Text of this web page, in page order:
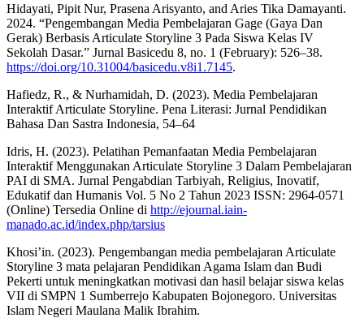
Hidayati, Pipit Nur, Prasena Arisyanto, and Aries Tika Damayanti.
2024. “Pengembangan Media Pembelajaran Gage (Gaya Dan
Gerak) Berbasis Articulate Storyline 3 Pada Siswa Kelas IV
Sekolah Dasar.” Jurnal Basicedu 8, no. 1 (February): 526–38.
https://doi.org/10.31004/basicedu.v8i1.7145.
Hafiedz, R., & Nurhamidah, D. (2023). Media Pembelajaran
Interaktif Articulate Storyline. Pena Literasi: Jurnal Pendidikan
Bahasa Dan Sastra Indonesia, 54–64
Idris, H. (2023). Pelatihan Pemanfaatan Media Pembelajaran
Interaktif Menggunakan Articulate Storyline 3 Dalam Pembelajaran
PAI di SMA. Jurnal Pengabdian Tarbiyah, Religius, Inovatif,
Edukatif dan Humanis Vol. 5 No 2 Tahun 2023 ISSN: 2964-0571
(Online) Tersedia Online di http://ejournal.iain-
manado.ac.id/index.php/tarsius
Khosi’in. (2023). Pengembangan media pembelajaran Articulate
Storyline 3 mata pelajaran Pendidikan Agama Islam dan Budi
Pekerti untuk meningkatkan motivasi dan hasil belajar siswa kelas
VII di SMPN 1 Sumberrejo Kabupaten Bojonegoro. Universitas
Islam Negeri Maulana Malik Ibrahim.